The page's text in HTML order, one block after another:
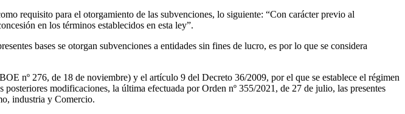
requisito para el otorgamiento de las subvenciones, lo siguiente: “Con carácter previo al
en los términos establecidos en esta ley”.
bases se otorgan subvenciones a entidades sin fines de lucro, es por lo que se considera
nº 276, de 18 de noviembre) y el artículo 9 del Decreto 36/2009, por el que se establece el régimen
modificaciones, la última efectuada por Orden nº 355/2021, de 27 de julio, las presentes
industria y Comercio.